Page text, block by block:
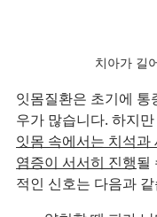
치아가 길
잇몸질환은 초기에 통
우가 많습니다. 하지
잇몸 속에서는 치석과
염증이 서서히 진행될
적인 신호는 다음과